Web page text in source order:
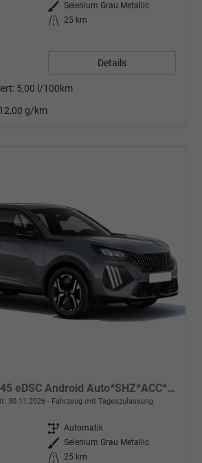
Außenfarbe Selenium Grau Metallic
Kilometerstand
25 km
Details
5,00 l/100km
g/km
Allure HYBRID 145 eDSC Android Auto*SHZ*ACC*360°*Totwinkel*Klimaauto
30.11.2026 Fahrzeug mit Tageszulassung
Getriebe Automatik
Außenfarbe Selenium Grau Metallic
Kilometerstand
25 km